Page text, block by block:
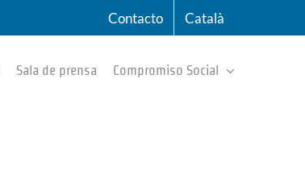
Contacto Català
Sala de prensa Compromiso Social